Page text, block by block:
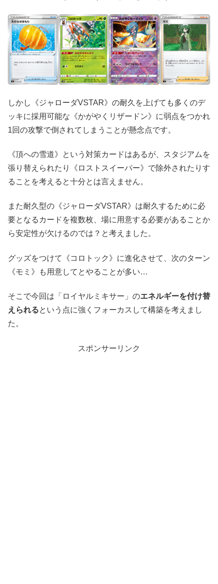
しかし《ジャローダVSTAR》の耐久を上げても多くのデ
ッキに採用可能な《かがやくリザードン》に弱点をつかれ
1回の攻撃で倒されてしまうことが懸念点です。
《頂への雪道》という対策カードはあるが、スタジアムを
張り替えられたり《ロストスイーパー》で除外されたりす
ることを考えると十分とは言えません。
また耐久型の《ジャローダVSTAR》は耐久するために必
要となるカードを複数枚、場に用意する必要があることか
ら安定性が欠けるのでは？と考えました。
グッズをつけて《コロトック》に進化させて、次のターン
《モミ》も用意してとやることが多い…
そこで今回は「ロイヤルミキサー」のエネルギーを付け替
えられるという点に強くフォーカスして構築を考えまし
た。
スポンサーリンク